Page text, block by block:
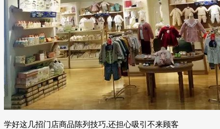
学好这几招门店商品陈列技巧,还担心吸引不来顾客